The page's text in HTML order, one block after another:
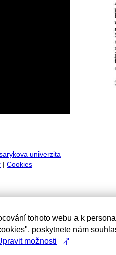
univerzita
Cookies
tohoto webu a k
poskytnete nám
možnosti